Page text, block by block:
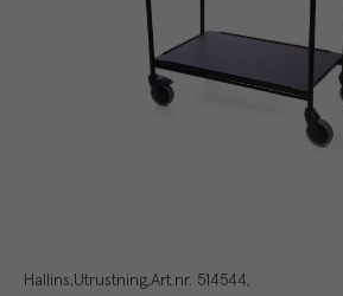
Hallins Utrustning Art.nr. 514544